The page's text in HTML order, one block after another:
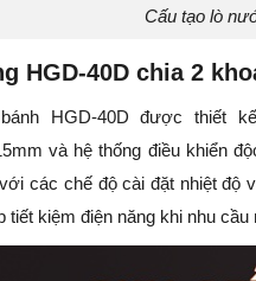
Cấu tạo lò
HGD-40D chia 2
HGD-40D được thiết
và hệ thống điều khiển
các chế độ cài đặt nhiệt độ
tiết kiệm điện năng khi nhu